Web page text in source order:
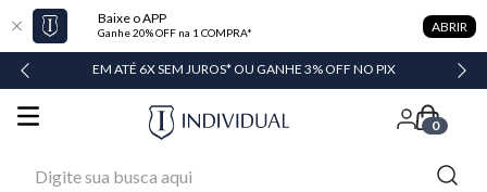
Baixe o APP
Ganhe 20% OFF na 1 COMPRA* ABRIR
EM ATÉ 6X SEM JUROS* OU GANHE 3% OFF NO PIX
0